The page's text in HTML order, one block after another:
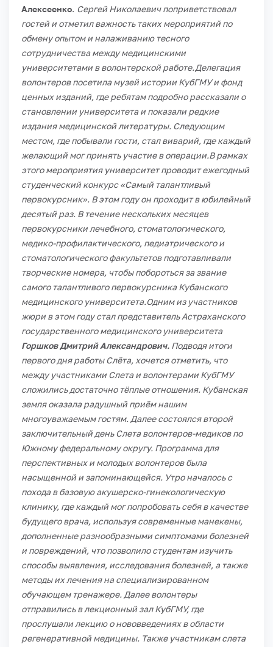
Алексеенко. Сергей Николаевич поприветствовал
гостей и отметил важность таких мероприятий по
обмену опытом и налаживанию тесного
сотрудничества между медицинскими
университетами в волонтерской работе.Делегация
волонтеров посетила музей истории КубГМУ и фонд
ценных изданий, где ребятам подробно рассказали о
становлении университета и показали редкие
издания медицинской литературы. Следующим
местом, где побывали гости, стал виварий, где каждый
желающий мог принять участие в операции.В рамках
этого мероприятия университет проводит ежегодный
студенческий конкурс «Самый талантливый
первокурсник». В этом году он проходит в юбилейный
десятый раз. В течение нескольких месяцев
первокурсники лечебного, стоматологического,
медико-профилактического, педиатрического и
стоматологического факультетов подготавливали
творческие номера, чтобы побороться за звание
самого талантливого первокурсника Кубанского
медицинского университета.Одним из участников
жюри в этом году стал представитель Астраханского
государственного медицинского университета
Горшков Дмитрий Александрович. Подводя итоги
первого дня работы Слёта, хочется отметить, что
между участниками Слета и волонтерами КубГМУ
сложились достаточно тёплые отношения. Кубанская
земля оказала радушный приём нашим
многоуважаемым гостям. Далее состоялся второй
заключительный день Слета волонтеров-медиков по
Южному федеральному округу. Программа для
перспективных и молодых волонтеров была
насыщенной и запоминающейся. Утро началось с
похода в базовую акушерско-гинекологическую
клинику, где каждый мог попробовать себя в качестве
будущего врача, используя современные манекены,
дополненные разнообразными симптомами болезней
и повреждений, что позволило студентам изучить
способы выявления, исследования болезней, а также
методы их лечения на специализированном
обучающем тренажере. Далее волонтеры
отправились в лекционный зал КубГМУ, где
прослушали лекцию о нововведениях в области
регенеративной медицины. Также участникам слета